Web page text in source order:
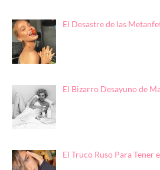
El Desastre de las
El Bizarro Desayuno de
El Truco Ruso Para Tener